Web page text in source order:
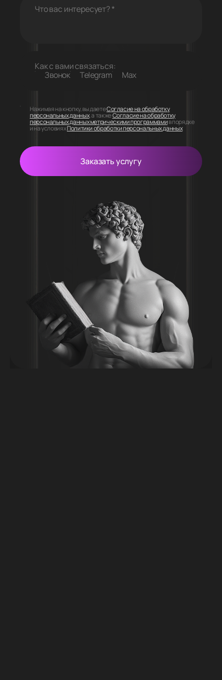
Что вас интересует?*
Как с вами связаться:
Звонок
Telegram Max
Нажимая на кнопку, вы даетеСогласие на обработку
персональных данных, а такжеСогласие на обработку
персональных данных метрическими программамив порядке
и на условияхПолитики обработки персональных данных
Заказать услугу